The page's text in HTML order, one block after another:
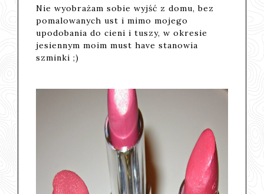
Nie wyobrażam sobie wyjść z domu, bez
pomalowanych ust i mimo mojego
upodobania do cieni i tuszy, w okresie
jesiennym moim must have stanowia
szminki ;)